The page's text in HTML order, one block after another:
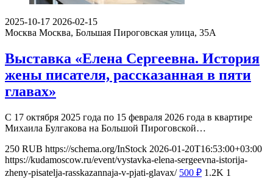
2025-10-17 2026-02-15
Москва Москва, Большая Пироговская улица, 35А
Выставка «Елена Сергеевна. История
жены писателя, рассказанная в пяти
главах»
С 17 октября 2025 года по 15 февраля 2026 года в квартире
Михаила Булгакова на Большой Пироговской…
250 RUB https://schema.org/InStock 2026-01-20T16:53:00+03:00
https://kudamoscow.ru/event/vystavka-elena-sergeevna-istorija-
zheny-pisatelja-rasskazannaja-v-pjati-glavax/ 500 ₽ 1.2K 1